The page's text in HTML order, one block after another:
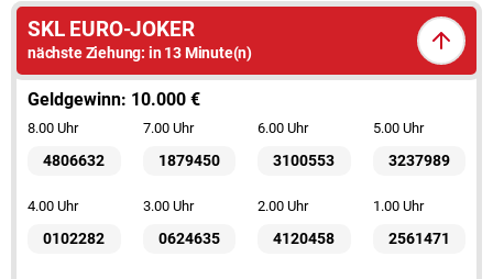
SKL EURO-JOKER
nächste Ziehung: in 13 Minute(n)
Geldgewinn: 10.000 €
8.00 Uhr
4806632
7.00 Uhr
1879450
6.00 Uhr
3100553
5.00 Uhr
3237989
4.00 Uhr
0102282
3.00 Uhr
0624635
2.00 Uhr
4120458
1.00 Uhr
2561471